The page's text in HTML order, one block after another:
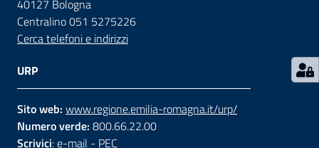
Contatti
Seguici
su
40127 Bologna
Centralino 051 5275226
Cerca telefoni e indirizzi
URP
Sito web: www.regione.emilia-romagna.it/urp/
Numero verde: 800.66.22.00
Scrivici:e-mail - PEC